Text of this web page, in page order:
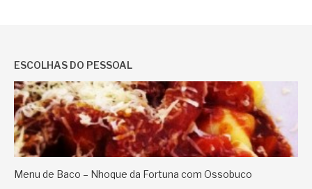
ESCOLHAS DO PESSOAL
Menu de Baco – Nhoque da Fortuna com Ossobuco